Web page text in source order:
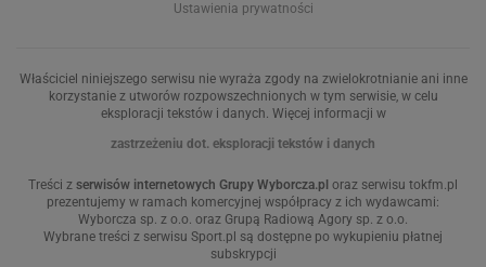
Ustawienia prywatności
Właściciel niniejszego serwisu nie wyraża zgody na zwielokrotnianie ani inne
korzystanie z utworów rozpowszechnionych w tym serwisie, w celu
eksploracji tekstów i danych. Więcej informacji w
zastrzeżeniu dot. eksploracji tekstów i danych
Treści z serwisów internetowych Grupy Wyborcza.pl oraz serwisu tokfm.pl
prezentujemy w ramach komercyjnej współpracy z ich wydawcami:
Wyborcza sp. z o.o. oraz Grupą Radiową Agory sp. z o.o.
Wybrane treści z serwisu Sport.pl są dostępne po wykupieniu płatnej
subskrypcji